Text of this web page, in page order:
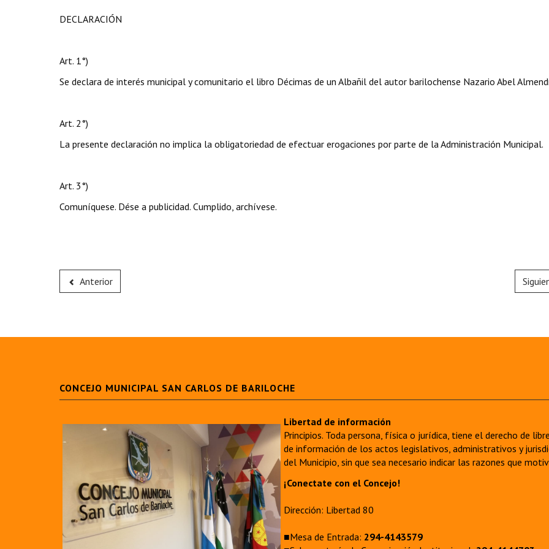
DECLARACIÓN
Art. 1°)
Se declara de interés municipal y comunitario el libro Décimas de un Albañil del autor barilochense Nazario Abel
Art. 2°)
La presente declaración no implica la obligatoriedad de efectuar erogaciones por parte de la Administración Municipal.
Art. 3°)
Comuníquese. Dése a publicidad. Cumplido, archívese.
Anterior
CONCEJO MUNICIPAL SAN CARLOS DE BARILOCHE
Libertad de información
Principios. Toda persona, física o jurídica, tiene el derecho de
de información de los actos legislativos, administrativos y
del Municipio, sin que sea necesario indicar las razones que
¡Conectate con el Concejo!
Dirección: Libertad 80
■Mesa de Entrada: 294-4143579